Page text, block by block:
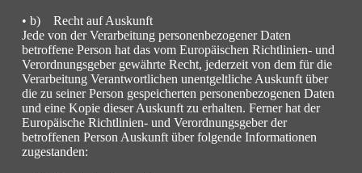
• b) Recht auf Auskunft
Jede von der Verarbeitung personenbezogener Daten
betroffene Person hat das vom Europäischen Richtlinien- und
Verordnungsgeber gewährte Recht, jederzeit von dem für die
Verarbeitung Verantwortlichen unentgeltliche Auskunft über
die zu seiner Person gespeicherten personenbezogenen Daten
und eine Kopie dieser Auskunft zu erhalten. Ferner hat der
Europäische Richtlinien- und Verordnungsgeber der
betroffenen Person Auskunft über folgende Informationen
zugestanden: